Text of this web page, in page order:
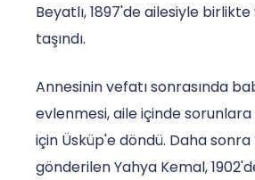
Beyatlı, 1897'de ailesiyle
taşındı.
Annesinin vefatı sonrasında
evlenmesi, aile içinde
için Üsküp'e döndü. Daha
gönderilen Yahya Kemal,